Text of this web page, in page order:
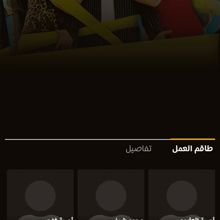
طاقم العمل تفاصيل